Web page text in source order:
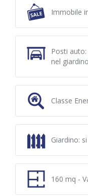
Immobile
Posti
nel giardino
Classe
Giardino:
160 mq -